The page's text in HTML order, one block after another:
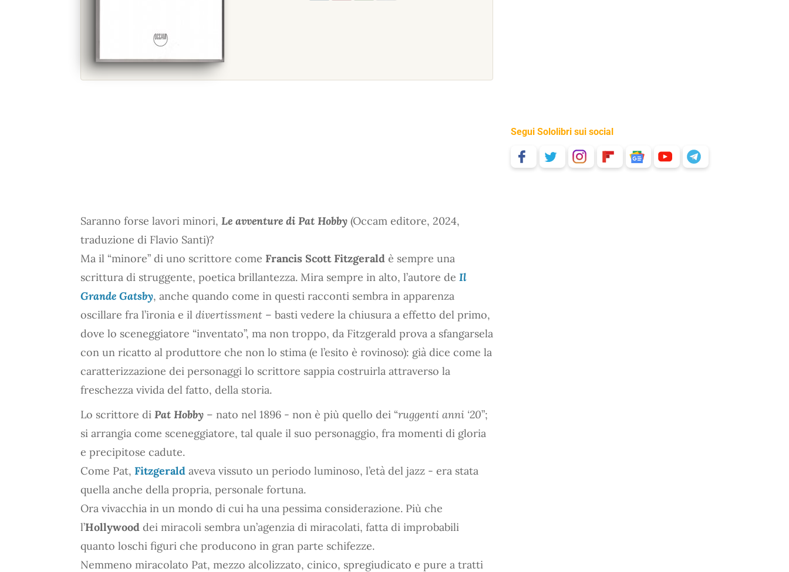
Saranno forse lavori minori, Le avventure di Pat Hobby (Occam editore, 2024,
traduzione di Flavio Santi)?
Ma il “minore” di uno scrittore come Francis Scott Fitzgerald è sempre una
scrittura di struggente, poetica brillantezza. Mira sempre in alto, l’autore de Il
Grande Gatsby, anche quando come in questi racconti sembra in apparenza
oscillare fra l’ironia e il divertissment – basti vedere la chiusura a effetto del primo,
dove lo sceneggiatore “inventato”, ma non troppo, da Fitzgerald prova a sfangarsela
con un ricatto al produttore che non lo stima (e l’esito è rovinoso): già dice come la
caratterizzazione dei personaggi lo scrittore sappia costruirla attraverso la
freschezza vivida del fatto, della storia.
Lo scrittore di Pat Hobby – nato nel 1896 - non è più quello dei “ruggenti anni ‘20”;
si arrangia come sceneggiatore, tal quale il suo personaggio, fra momenti di gloria
e precipitose cadute.
Come Pat, Fitzgerald aveva vissuto un periodo luminoso, l’età del jazz - era stata
quella anche della propria, personale fortuna.
Ora vivacchia in un mondo di cui ha una pessima considerazione. Più che
l’Hollywood dei miracoli sembra un’agenzia di miracolati, fatta di improbabili
quanto loschi figuri che producono in gran parte schifezze.
Nemmeno miracolato Pat, mezzo alcolizzato, cinico, spregiudicato e pure a tratti
Segui Sololibri sui social